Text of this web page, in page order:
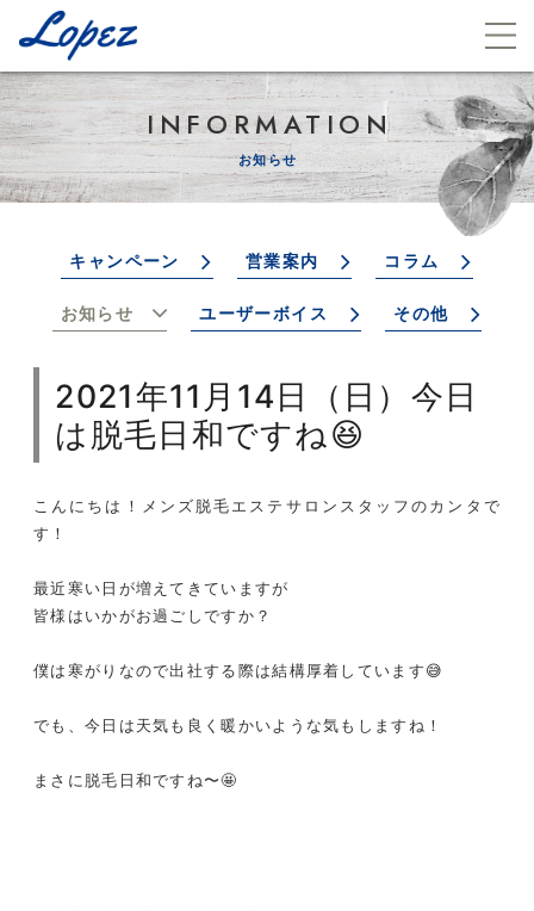
INFORMATION
お知らせ
キャンペーン 営業案内 コラム
お知らせ ユーザーボイス その他
2021年11月14日（日）今日
は脱毛日和ですね😆
こんにちは！メンズ脱毛エステサロンスタッフのカンタで
す！
最近寒い日が増えてきていますが
皆様はいかがお過ごしですか？
僕は寒がりなので出社する際は結構厚着しています😅
でも、今日は天気も良く暖かいような気もしますね！
まさに脱毛日和ですね〜🤩